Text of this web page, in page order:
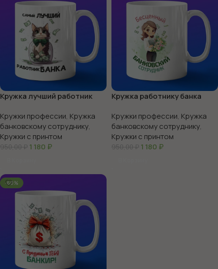
Кружка лучший работник
Кружки профессии, Кружка
банковскому сотруднику,
Кружки с принтом
950,00₽ 1 180 ₽
Кружка работнику банка
Кружки профессии, Кружка
банковскому сотруднику,
Кружки с принтом
950,00₽ 1 180 ₽
-60%